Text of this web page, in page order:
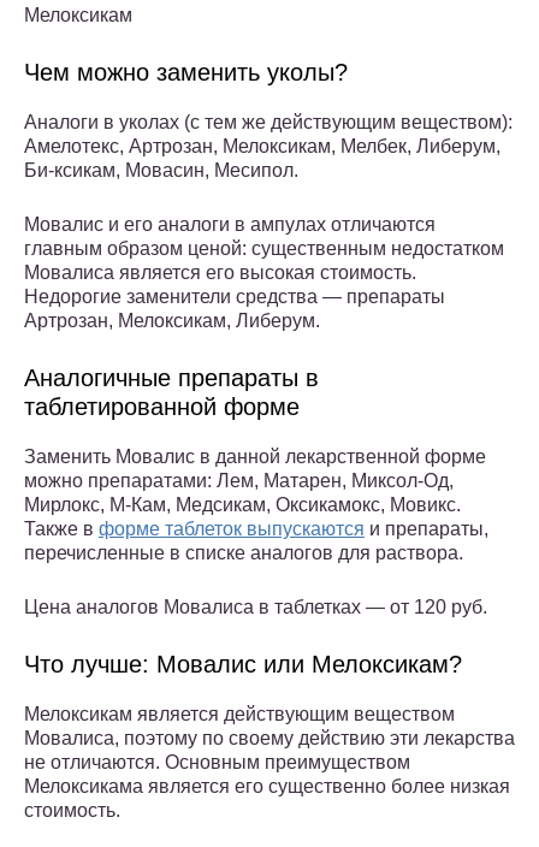
Мелоксикам
Чем можно заменить уколы?
Аналоги в уколах (с тем же действующим веществом):
Амелотекс, Артрозан, Мелоксикам, Мелбек, Либерум,
Би-ксикам, Мовасин, Месипол.
Мовалис и его аналоги в ампулах отличаются
главным образом ценой: существенным недостатком
Мовалиса является его высокая стоимость.
Недорогие заменители средства — препараты
Артрозан, Мелоксикам, Либерум.
Аналогичные препараты в
таблетированной форме
Заменить Мовалис в данной лекарственной форме
можно препаратами: Лем, Матарен, Миксол-Од,
Мирлокс, М-Кам, Медсикам, Оксикамокс, Мовикс.
Также в форме таблеток выпускаются и препараты,
перечисленные в списке аналогов для раствора.
Цена аналогов Мовалиса в таблетках — от 120 руб.
Что лучше: Мовалис или Мелоксикам?
Мелоксикам является действующим веществом
Мовалиса, поэтому по своему действию эти лекарства
не отличаются. Основным преимуществом
Мелоксикама является его существенно более низкая
стоимость.